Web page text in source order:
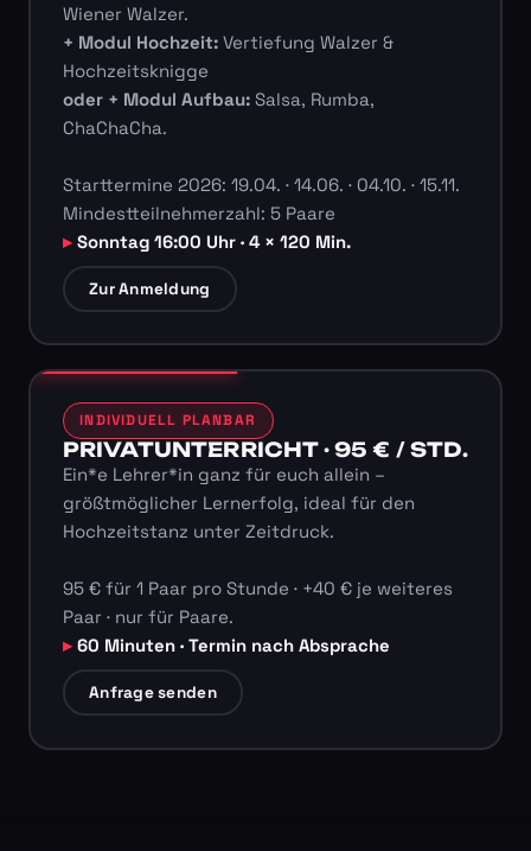
Wiener Walzer.
+ Modul Hochzeit:Vertiefung Walzer &
Hochzeitsknigge
oder + Modul Aufbau:Salsa, Rumba,
ChaChaCha.
Starttermine 2026: 19.04. · 14.06. · 04.10. · 15.11.
Mindestteilnehmerzahl: 5 Paare
Sonntag 16:00 Uhr · 4 × 120 Min.
Zur Anmeldung
INDIVIDUELL PLANBAR
PRIVATUNTERRICHT · 95 € / STD.
Ein*e Lehrer*in ganz für euch allein –
größtmöglicher Lernerfolg, ideal für den
Hochzeitstanz unter Zeitdruck.
95 € für 1 Paar pro Stunde · +40 € je weiteres
Paar · nur für Paare.
60 Minuten · Termin nach Absprache
Anfrage senden